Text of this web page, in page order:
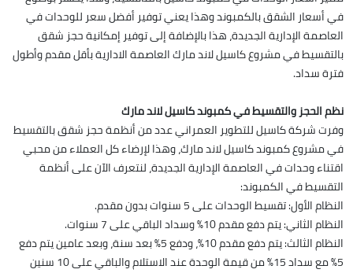
في أسعار الشقق بالكمبوند وهذا يعني توفير أفضل سعر للوحدات في
العاصمة الإدارية الجديدة، هذا بالإضافة إلى توفير إمكانية حجز شقق
بالتقسيط في مشروع كاسيل لاند مارك العاصمة الادارية بأقل مقدم وأطول
فترة سداد.
نظم الحجز والتقسيط في كمبوند كاسيل لاند مارك
وفرت شركة كاسيل للتطوير العمراني عدد من أنظمة حجز شقق بالتقسيط
في مشروع كمبوند كاسيل لاند مارك، وهذا لإرضاء كل العملاء من محبي
اقتناء وحدات في العاصمة الإدارية الجديدة، لنتعرف الآن على أنظمة
التقسيط في الكمبوند:
النظام الأول: تقسيط الوحدات على 5 سنوات بدون مقدم.
النظام الثاني: يتم دفع مقدم 10% وسداد الباقي على 7 سنوات.
النظام الثالث: يتم دفع مقدم 10%، ودفع 5% بعد سنة، وبعد عامين يتم دفع
5% مع سداد 15% من قيمة الوحدة عند الاستلام والباقي على 10 سنين